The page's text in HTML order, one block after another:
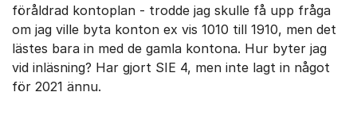
föråldrad kontoplan - trodde jag skulle få upp fråga
om jag ville byta konton ex vis 1010 till 1910, men det
lästes bara in med de gamla kontona. Hur byter jag
vid inläsning? Har gjort SIE 4, men inte lagt in något
för 2021 ännu.